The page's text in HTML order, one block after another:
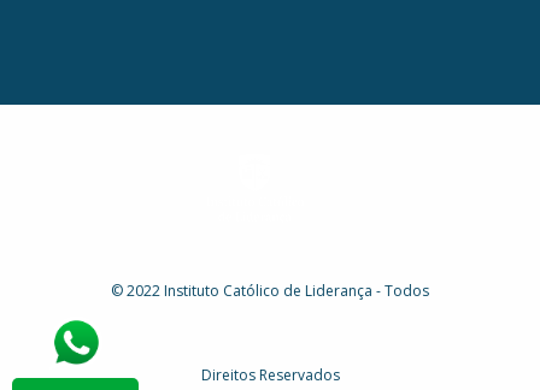
© 2022 Instituto Católico de Liderança - Todos
Direitos Reservados